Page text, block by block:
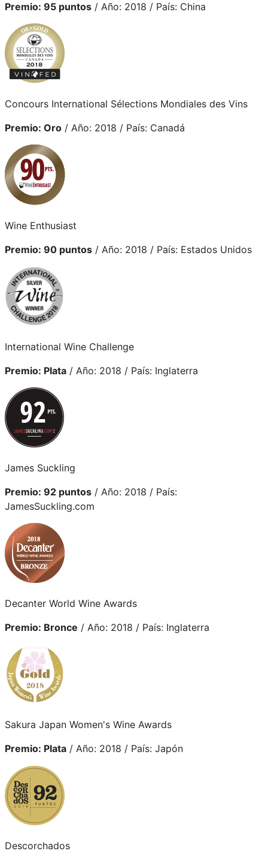
Premio: 95 puntos / Año: 2018 / País: China
Concours International Sélections Mondiales des Vins
Premio: Oro / Año: 2018 / País: Canadá
Wine Enthusiast
Premio: 90 puntos / Año: 2018 / País: Estados Unidos
International Wine Challenge
Premio: Plata / Año: 2018 / País: Inglaterra
James Suckling
Premio: 92 puntos / Año: 2018 / País:
JamesSuckling.com
Decanter World Wine Awards
Premio: Bronce / Año: 2018 / País: Inglaterra
Sakura Japan Women's Wine Awards
Premio: Plata / Año: 2018 / País: Japón
Descorchados